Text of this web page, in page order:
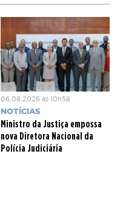
06.08.2026 às 10h58
NOTÍCIAS
Ministro da Justiça empossa
nova Diretora Nacional da
Polícia Judiciária